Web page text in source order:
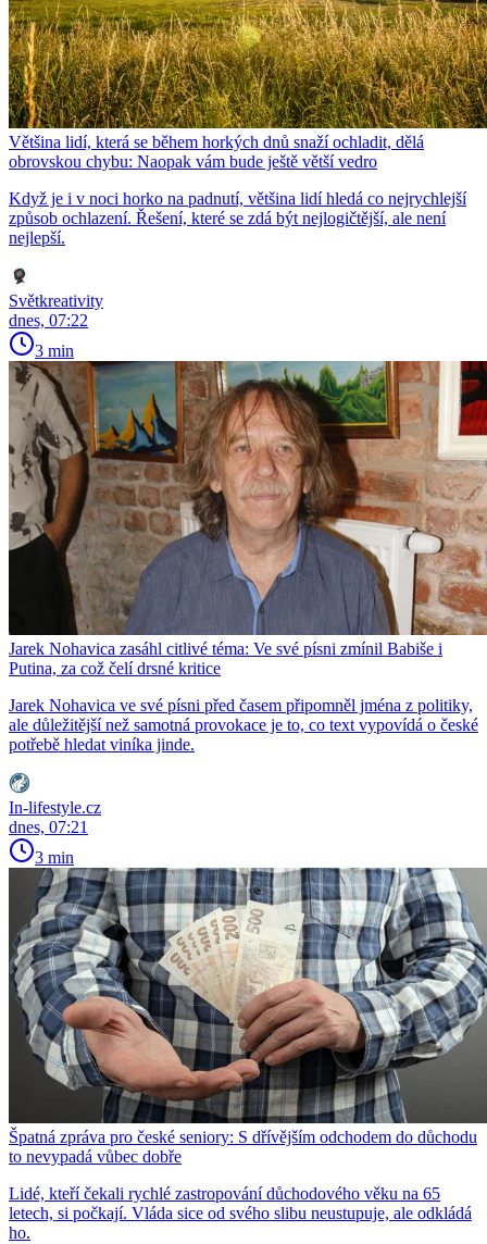
Většina lidí, která se během horkých dnů snaží ochladit, dělá
obrovskou chybu: Naopak vám bude ještě větší vedro
Když je i v noci horko na padnutí, většina lidí hledá co nejrychlejší
způsob ochlazení. Řešení, které se zdá být nejlogičtější, ale není
nejlepší.
Světkreativity
dnes, 07:22
3 min
Jarek Nohavica zasáhl citlivé téma: Ve své písni zmínil Babiše i
Putina, za což čelí drsné kritice
Jarek Nohavica ve své písni před časem připomněl jména z politiky,
ale důležitější než samotná provokace je to, co text vypovídá o české
potřebě hledat viníka jinde.
In-lifestyle.cz
dnes, 07:21
3 min
Špatná zpráva pro české seniory: S dřívějším odchodem do důchodu
to nevypadá vůbec dobře
Lidé, kteří čekali rychlé zastropování důchodového věku na 65
letech, si počkají. Vláda sice od svého slibu neustupuje, ale odkládá
ho.